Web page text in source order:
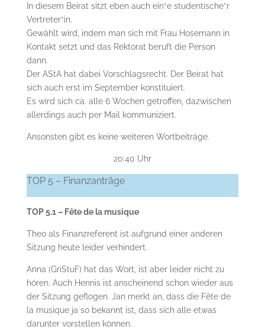
In diesem Beirat sitzt eben auch ein*e studentische*r
Vertreter*in.
Gewählt wird, indem man sich mit Frau Hosemann in
Kontakt setzt und das Rektorat beruft die Person
dann.
Der AStA hat dabei Vorschlagsrecht. Der Beirat hat
sich auch erst im September konstituiert.
Es wird sich ca. alle 6 Wochen getroffen, dazwischen
allerdings auch per Mail kommuniziert.
Ansonsten gibt es keine weiteren Wortbeiträge.
20:40 Uhr
TOP 5 – Finanzanträge
TOP 5.1 – Fête de la musique
Theo als Finanzreferent ist aufgrund einer anderen
Sitzung heute leider verhindert.
Anna (GriStuF) hat das Wort, ist aber leider nicht zu
hören. Auch Hennis ist anscheinend schon wieder aus
der Sitzung geflogen. Jan merkt an, dass die Fête de
la musique ja so bekannt ist, dass sich alle etwas
darunter vorstellen können.